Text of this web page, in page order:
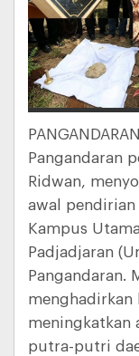
Pangandaran
Ridwan,
awal
Kampus
Padjadjaran
Pangandaran.
meningkatkan
putra-putri